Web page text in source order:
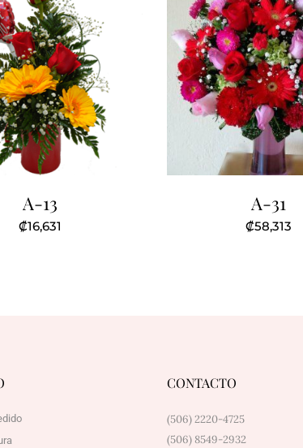
A-13
₡16,631
A-31
₡58,313
CONTACTO
(506) 2220-4725
(506) 8549-2932